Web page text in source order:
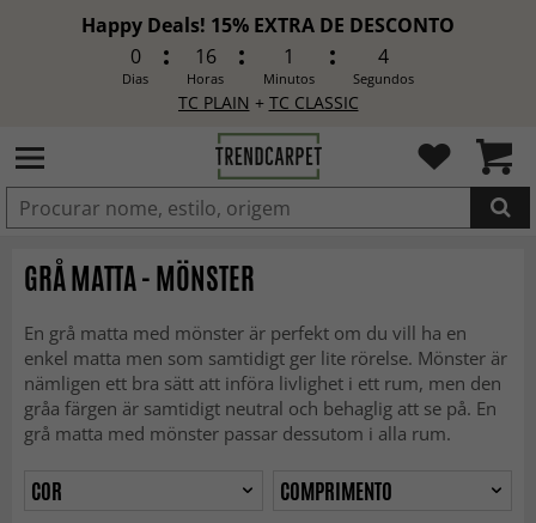
Happy Deals! 15% EXTRA DE DESCONTO
0
Dias
16
Horas
1
Minutos
2
Segundos
TC PLAIN + TC CLASSIC
ADICIONADO
GRÅ MATTA - MÖNSTER
En grå matta med mönster är perfekt om du vill ha en
enkel matta men som samtidigt ger lite rörelse. Mönster är
nämligen ett bra sätt att införa livlighet i ett rum, men den
gråa färgen är samtidigt neutral och behaglig att se på. En
grå matta med mönster passar dessutom i alla rum.
COR
COMPRIMENTO